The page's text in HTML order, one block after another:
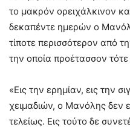
το μακρόν ορειχάλκινον
δεκαπέντε ημερών ο
τίποτε περισσότερον από
την οποία προέτασσον
«Εις την ερημίαν, εις την
χειμαδιών, ο Μανόλης δεν
τελείως. Εις τούτο δε